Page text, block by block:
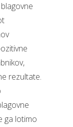
rezultate.
ga lotimo